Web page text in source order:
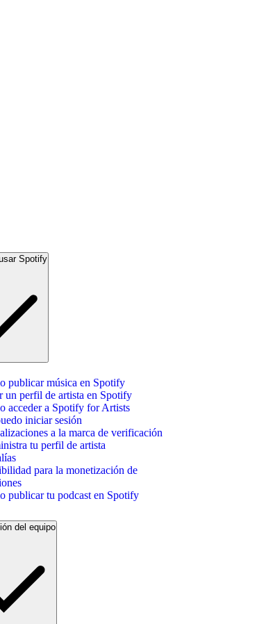
Spotify
publicar música en Spotify
un perfil de artista en Spotify
acceder a Spotify for Artists
iniciar sesión
a la marca de verificación
tu perfil de artista
para la monetización de
publicar tu podcast en Spotify
del equipo